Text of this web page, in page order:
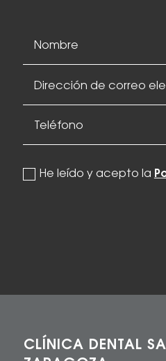
He leído y acepto la
CLÍNICA DENTAL